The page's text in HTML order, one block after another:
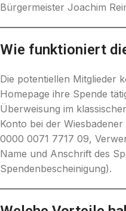
Bürgermeister Joachim
Wie funktioniert
Die potentiellen Mitglieder
Homepage ihre Spende
Überweisung im
Konto bei der
0000 0071 7717 09,
Name und Anschrift des
Spendenbescheinigung).